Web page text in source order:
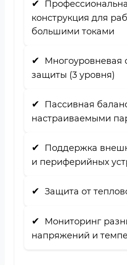
конструкция для
большими токами
Многоуровневая
защиты (3 уровня)
Пассивная
настраиваемыми
Поддержка
и периферийных
Защита от
Мониторинг
напряжений и